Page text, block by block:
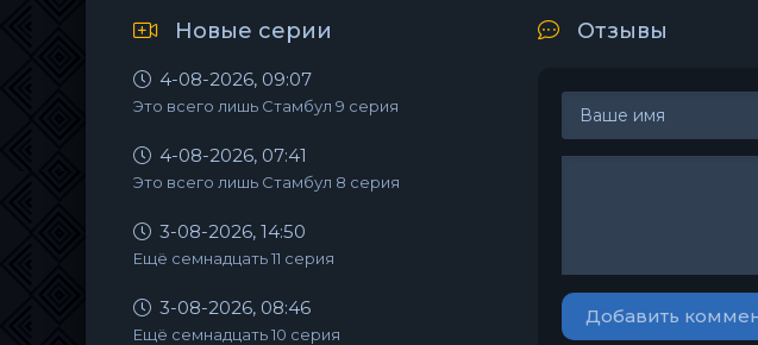
Новые серии
4-08-2026, 09:07
Это всего лишь Стамбул 9 серия
4-08-2026, 07:41
Это всего лишь Стамбул 8 серия
3-08-2026, 14:50
Ещё семнадцать 11 серия
3-08-2026, 08:46
Ещё семнадцать 10 серия
Отзывы
Добавить